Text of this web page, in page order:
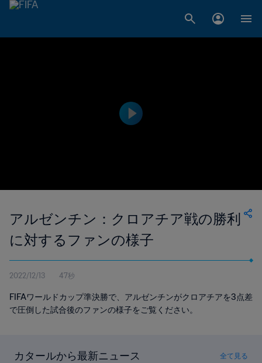
アルゼンチン：クロアチア戦の勝利
に対するファンの様子
2022/12/13 47秒
FIFAワールドカップ準決勝で、アルゼンチンがクロアチアを3点差
で圧倒した試合後のファンの様子をご覧ください。
カタールから最新ニュース 全て見る